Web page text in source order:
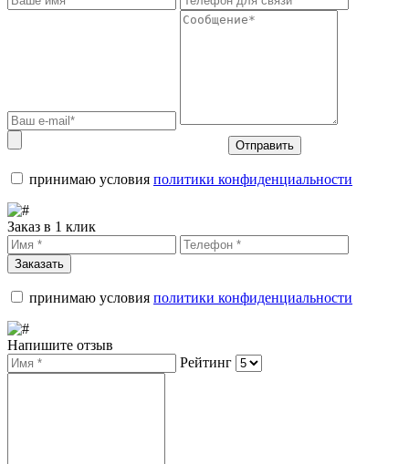
Отправить
принимаю условия политики конфиденциальности
Заказ в 1 клик
Заказать
принимаю условия политики конфиденциальности
Напишите отзыв
Рейтинг